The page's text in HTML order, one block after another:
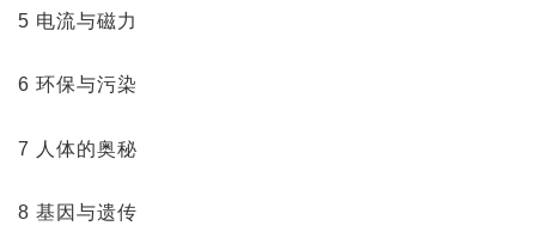
5 电流与磁力
6 环保与污染
7 人体的奥秘
8 基因与遗传